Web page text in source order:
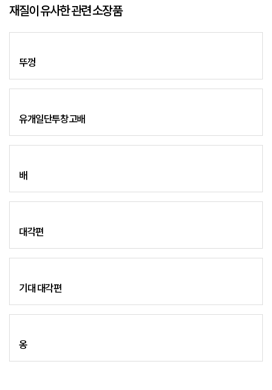
재질이 유사한 관련 소장품
뚜껑
유개일단투창고배
배
대각편
기대 대각편
옹